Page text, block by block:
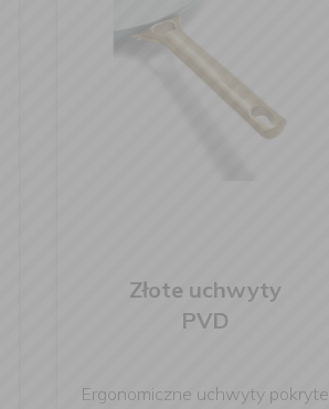
Złote uchwyty
PVD
Ergonomiczne uchwyty pokryte